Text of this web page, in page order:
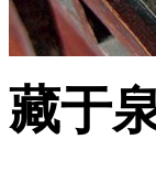
藏于